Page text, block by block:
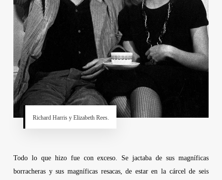
Richard Harris y Elizabeth Rees.
Todo lo que hizo fue con exceso. Se jactaba de sus magníficas
borracheras y sus magníficas resacas, de estar en la cárcel de seis